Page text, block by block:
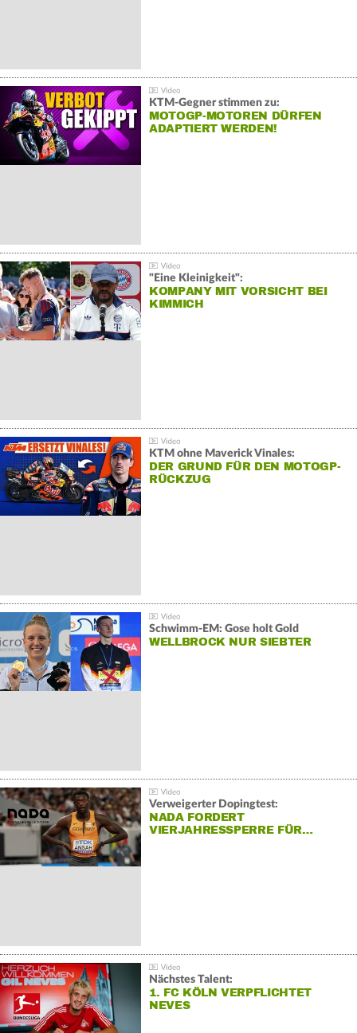
KTM-Gegner stimmen zu:
MOTOGP-MOTOREN DÜRFEN
ADAPTIERT WERDEN!
"Eine Kleinigkeit":
KOMPANY MIT VORSICHT BEI
KIMMICH
KTM ohne Maverick Vinales:
DER GRUND FÜR DEN MOTOGP-
RÜCKZUG
Schwimm-EM: Gose holt Gold
WELLBROCK NUR SIEBTER
Verweigerter Dopingtest:
NADA FORDERT
VIERJAHRESSPERRE FÜR…
Nächstes Talent:
1. FC KÖLN VERPFLICHTET
NEVES